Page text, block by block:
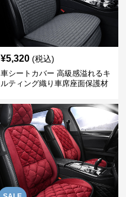
¥5,320 (税込)
車シートカバー 高級感溢れるキ
ルティング織り車席座面保護材